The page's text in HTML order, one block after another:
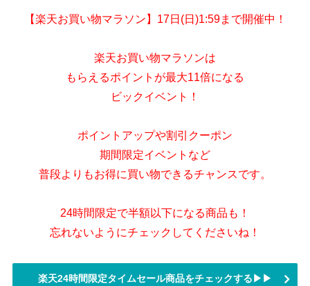
【楽天お買い物マラソン】17日(日)1:59まで開催中！
楽天お買い物マラソンは
もらえるポイントが最大11倍になる
ビックイベント！
ポイントアップや割引クーポン
期間限定イベントなど
普段よりもお得に買い物できるチャンスです。
24時間限定で半額以下になる商品も！
忘れないようにチェックしてくださいね！
楽天24時間限定タイムセール商品をチェックする▶▶